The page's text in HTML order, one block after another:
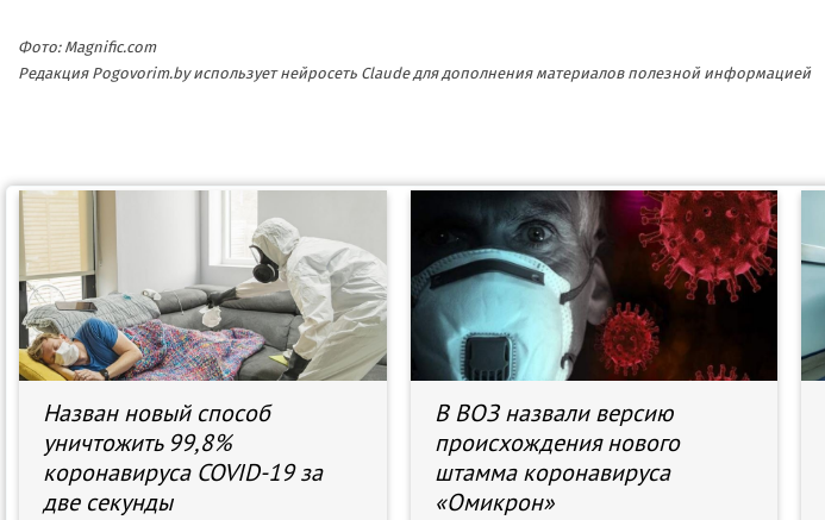
Фото: Magnific.com
Редакция Pogovorim.by использует нейросеть Claude для дополнения материалов полезной информацией
Назван новый способ
уничтожить 99,8%
коронавируса COVID-19 за
две секунды
В ВОЗ назвали версию
происхождения нового
штамма коронавируса
«Омикрон»